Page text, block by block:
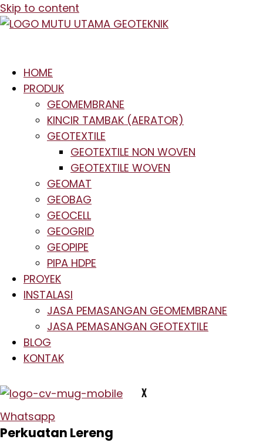
Skip to content
HOME
PRODUK
GEOMEMBRANE
KINCIR TAMBAK (AERATOR)
GEOTEXTILE
GEOTEXTILE NON WOVEN
GEOTEXTILE WOVEN
GEOMAT
GEOBAG
GEOCELL
GEOGRID
GEOPIPE
PIPA HDPE
PROYEK
INSTALASI
JASA PEMASANGAN GEOMEMBRANE
JASA PEMASANGAN GEOTEXTILE
BLOG
KONTAK
X
Whatsapp
Perkuatan Lereng